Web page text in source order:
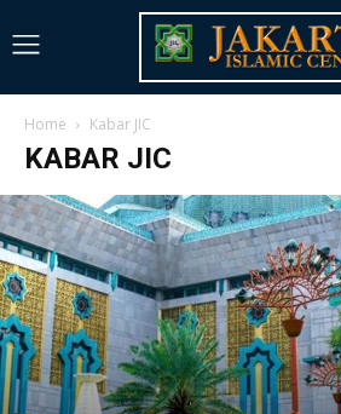
Home Kabar JIC
KABAR JIC